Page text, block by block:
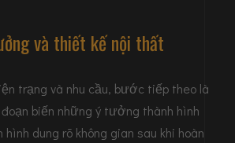
và thiết kế nội thất
trạng và nhu cầu, bước tiếp theo là
biến những ý tưởng thành hình
hình dung rõ không gian sau khi hoàn